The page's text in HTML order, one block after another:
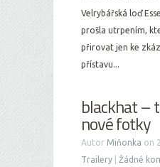
Velrybářská loď
prošla utrpením,
přirovat jen ke
přístavu...
blackhat –
nové fotky
Autor Miňonka on
Trailery
Žádné